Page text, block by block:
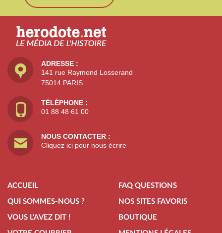
ADRESSE :
141 rue Raymond Losserand
75014 PARIS
TÉLÉPHONE :
01 88 48 61 00
NOUS CONTACTER :
Cliquez ici pour nous écrire
ACCUEIL
QUI SOMMES-NOUS ?
VOUS L'AVEZ DIT !
FAQ QUESTIONS
NOS SITES FAVORIS
BOUTIQUE